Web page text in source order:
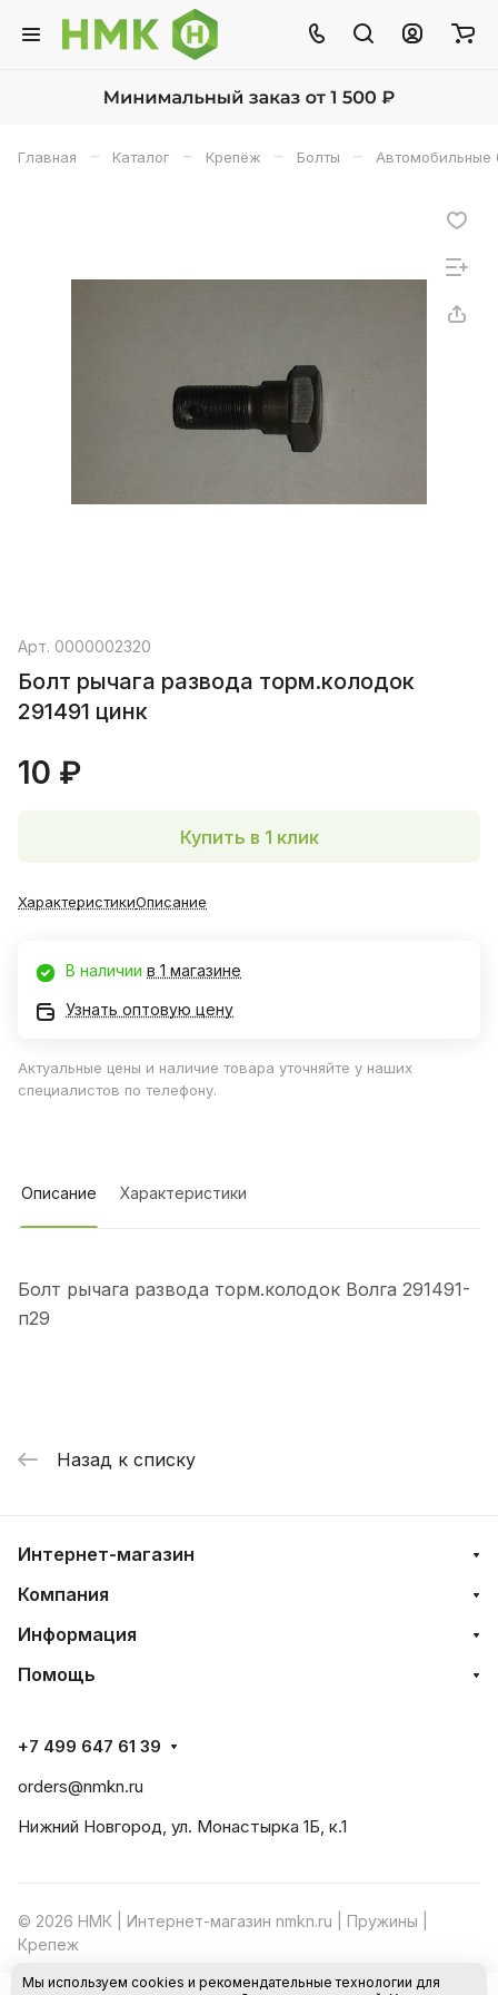
Главная – Каталог – Крепёж – Болты – Автомобильные
Арт. 0000002320
Болт рычага развода торм.колодок
291491 цинк
10 ₽
Купить в 1 клик
ХарактеристикиОписание
В наличии в 1 магазине
Узнать оптовую цену
Актуальные цены и наличие товара уточняйте у наших
специалистов по телефону.
Описание Характеристики
Болт рычага развода торм.колодок Волга 291491-
п29
Назад к списку
Интернет-магазин
Компания
Информация
Помощь
+7 499 647 61 39
orders@nmkn.ru
Нижний Новгород, ул. Монастырка 1Б, к.1
© 2026 НМК | Интернет-магазин nmkn.ru | Пружины |
Крепеж
Конфиденциальность Оферта
Мы используем cookies и рекомендательные технологии для